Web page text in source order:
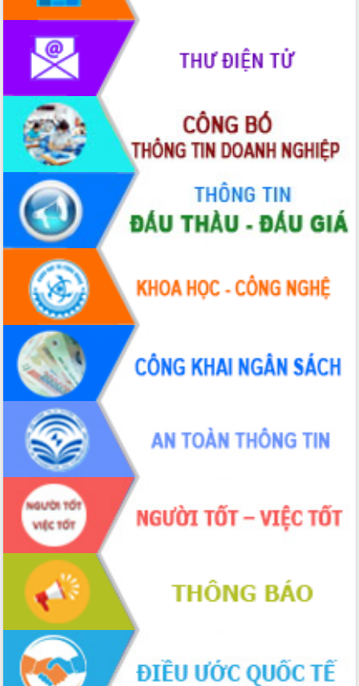
Triển khai đồng bộ đo đạc, lập hồ sơ
địa chính, hoàn thiện cơ sở dữ liệu đất
Ứng dụng sinh trắc học - Bước tiến
trong hành trình chuyển đổi số tại Đắk
Lắk
Đắk Lắk nâng cao hiệu quả công tác
Đảng từ Sổ tay đảng viên điện tử
Đắk Lắk đẩy mạnh nuôi biển công
nghệ, hướng tới phát triển thủy sản
bền vững
Tập huấn nâng cao năng lực triển khai
chuyển đổi số cho cán bộ, công chức
cấp xã
Đắk Lắk phát động hưởng ứng Ngày
Quyền của người tiêu dùng Việt Nam
2026
Đẩy mạnh cải cách hành chính, quyết
tâm đạt được mục tiêu tăng trưởng
hai con số trong năm 2026
Tổ chức trang trọng Lễ hội Đền thờ
Lương Văn Chánh năm 2026
Phó Bí thư Tỉnh ủy Đắk Lắk Đỗ Hữu
Huy giữ chức Bí thư Đảng ủy Ủy Ban
Nhân dân tỉnh
Bệnh án điện tử thúc đẩy chuyển đổi
số y tế tại Đắk Lắk
Chuyển đổi số thư viện: Mở rộng
không gian tri thức trong thời đại số
Đánh giá, rút kinh nghiệm công tác tổ
chức diễn tập trước ngày bầu cử
Chương trình “Gặp gỡ hữu nghị –
Friendship Meeting New Year 2026”
Bầu cử Quốc hội và HĐND: Cử tri Đắk
Lắk gửi gắm niềm tin, kỳ vọng vào lá
phiếu
Đắk Lắk sẵn sàng các điều kiện cho
Ngày hội bầu cử đại biểu Quốc hội
khóa XVI và HĐND các cấp nhiệm kỳ